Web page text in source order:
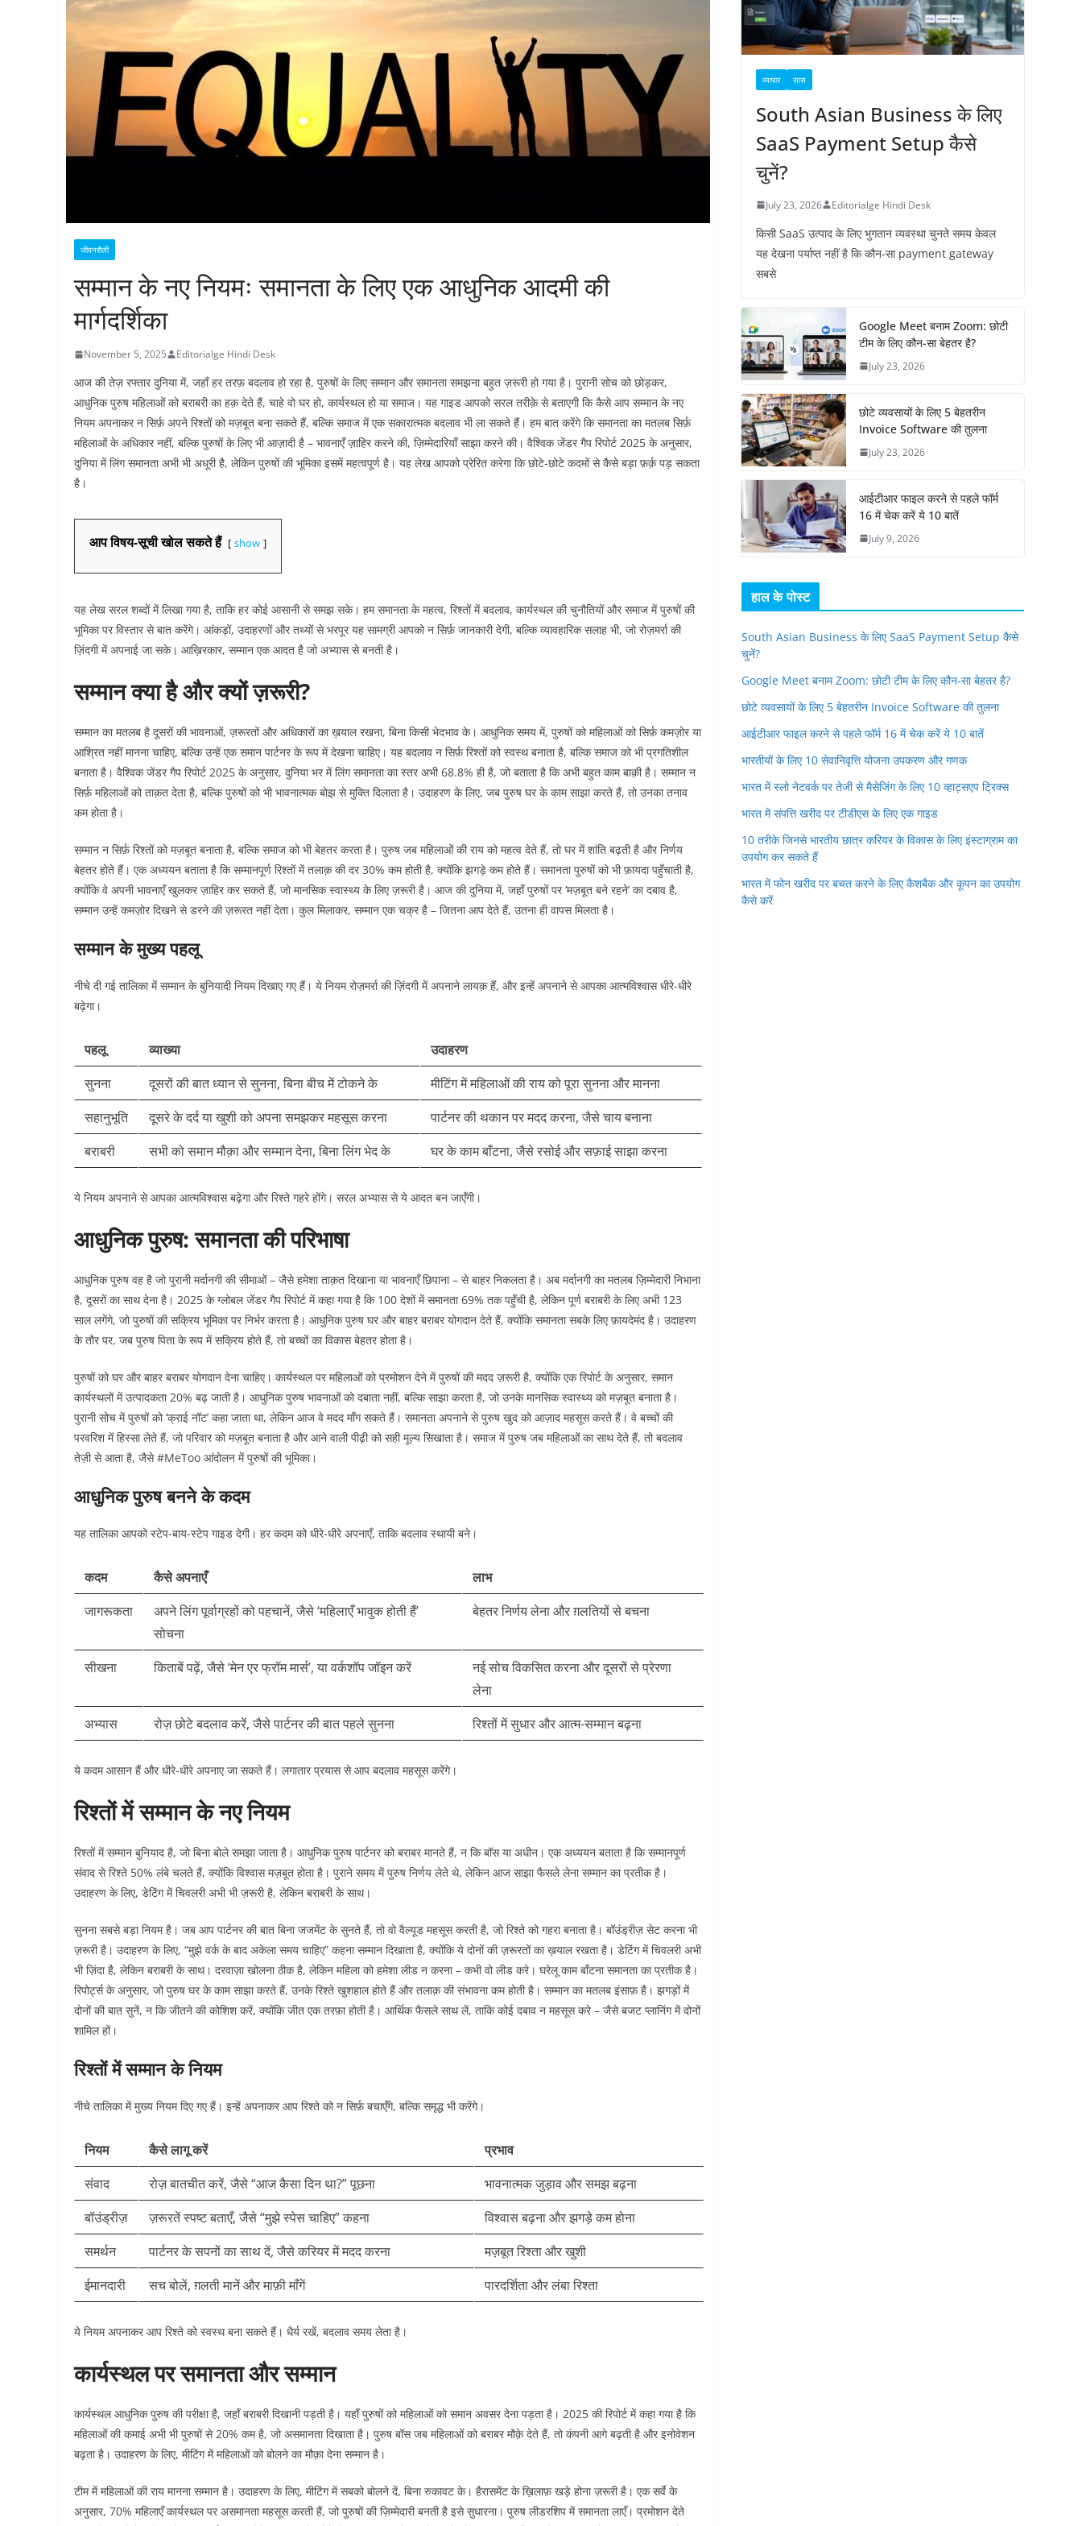
जीवनशैली
सम्मान के नए नियमः समानता के लिए एक आधुनिक आदमी की
मार्गदर्शिका
November 5, 2025 Editorialge Hindi Desk
आज की तेज़ रफ्तार दुनिया में, जहाँ हर तरफ़ बदलाव हो रहा है, पुरुषों के लिए सम्मान और समानता समझना बहुत ज़रूरी हो गया है। पुरानी सोच को छोड़कर,
आधुनिक पुरुष महिलाओं को बराबरी का हक़ देते हैं, चाहे वो घर हो, कार्यस्थल हो या समाज। यह गाइड आपको सरल तरीक़े से बताएगी कि कैसे आप सम्मान के नए
नियम अपनाकर न सिर्फ़ अपने रिश्तों को मज़बूत बना सकते हैं, बल्कि समाज में एक सकारात्मक बदलाव भी ला सकते हैं। हम बात करेंगे कि समानता का मतलब सिर्फ़
महिलाओं के अधिकार नहीं, बल्कि पुरुषों के लिए भी आज़ादी है – भावनाएँ ज़ाहिर करने की, ज़िम्मेदारियाँ साझा करने की। वैश्विक जेंडर गैप रिपोर्ट 2025 के अनुसार,
दुनिया में लिंग समानता अभी भी अधूरी है, लेकिन पुरुषों की भूमिका इसमें महत्वपूर्ण है। यह लेख आपको प्रेरित करेगा कि छोटे-छोटे कदमों से कैसे बड़ा फ़र्क़ पड़ सकता
है।​
आप विषय-सूची खोल सकते हैं show
यह लेख सरल शब्दों में लिखा गया है, ताकि हर कोई आसानी से समझ सके। हम समानता के महत्व, रिश्तों में बदलाव, कार्यस्थल की चुनौतियों और समाज में पुरुषों की
भूमिका पर विस्तार से बात करेंगे। आंकड़ों, उदाहरणों और तथ्यों से भरपूर यह सामग्री आपको न सिर्फ़ जानकारी देगी, बल्कि व्यावहारिक सलाह भी, जो रोज़मर्रा की
ज़िंदगी में अपनाई जा सके। आख़िरकार, सम्मान एक आदत है जो अभ्यास से बनती है।​
सम्मान क्या है और क्यों ज़रूरी?
सम्मान का मतलब है दूसरों की भावनाओं, ज़रूरतों और अधिकारों का ख़याल रखना, बिना किसी भेदभाव के। आधुनिक समय में, पुरुषों को महिलाओं को सिर्फ़ कमज़ोर या
आश्रित नहीं मानना चाहिए, बल्कि उन्हें एक समान पार्टनर के रूप में देखना चाहिए। यह बदलाव न सिर्फ़ रिश्तों को स्वस्थ बनाता है, बल्कि समाज को भी प्रगतिशील
बनाता है। वैश्विक जेंडर गैप रिपोर्ट 2025 के अनुसार, दुनिया भर में लिंग समानता का स्तर अभी 68.8% ही है, जो बताता है कि अभी बहुत काम बाक़ी है। सम्मान न
सिर्फ़ महिलाओं को ताक़त देता है, बल्कि पुरुषों को भी भावनात्मक बोझ से मुक्ति दिलाता है। उदाहरण के लिए, जब पुरुष घर के काम साझा करते हैं, तो उनका तनाव
कम होता है।​
सम्मान न सिर्फ़ रिश्तों को मज़बूत बनाता है, बल्कि समाज को भी बेहतर करता है। पुरुष जब महिलाओं की राय को महत्व देते हैं, तो घर में शांति बढ़ती है और निर्णय
बेहतर होते हैं। एक अध्ययन बताता है कि सम्मानपूर्ण रिश्तों में तलाक़ की दर 30% कम होती है, क्योंकि झगड़े कम होते हैं। समानता पुरुषों को भी फ़ायदा पहुँचाती है,
क्योंकि वे अपनी भावनाएँ खुलकर ज़ाहिर कर सकते हैं, जो मानसिक स्वास्थ्य के लिए ज़रूरी है। आज की दुनिया में, जहाँ पुरुषों पर ‘मज़बूत बने रहने’ का दबाव है,
सम्मान उन्हें कमज़ोर दिखने से डरने की ज़रूरत नहीं देता। कुल मिलाकर, सम्मान एक चक्र है – जितना आप देते हैं, उतना ही वापस मिलता है।​
सम्मान के मुख्य पहलू
नीचे दी गई तालिका में सम्मान के बुनियादी नियम दिखाए गए हैं। ये नियम रोज़मर्रा की ज़िंदगी में अपनाने लायक़ हैं, और इन्हें अपनाने से आपका आत्मविश्वास धीरे-धीरे
बढ़ेगा।
पहलू व्याख्या
उदाहरण
सुनना
दूसरों की बात ध्यान से सुनना, बिना बीच में टोकने के
मीटिंग में महिलाओं की राय को पूरा सुनना और मानना ​
सहानुभूति
दूसरे के दर्द या खुशी को अपना समझकर महसूस करना
पार्टनर की थकान पर मदद करना, जैसे चाय बनाना ​
बराबरी
सभी को समान मौक़ा और सम्मान देना, बिना लिंग भेद के घर के काम बाँटना, जैसे रसोई और सफ़ाई साझा करना ​
ये नियम अपनाने से आपका आत्मविश्वास बढ़ेगा और रिश्ते गहरे होंगे। सरल अभ्यास से ये आदत बन जाएँगी।​
आधुनिक पुरुष: समानता की परिभाषा
आधुनिक पुरुष वह है जो पुरानी मर्दानगी की सीमाओं – जैसे हमेशा ताक़त दिखाना या भावनाएँ छिपाना – से बाहर निकलता है। अब मर्दानगी का मतलब ज़िम्मेदारी निभाना
है, दूसरों का साथ देना है। 2025 के ग्लोबल जेंडर गैप रिपोर्ट में कहा गया है कि 100 देशों में समानता 69% तक पहुँची है, लेकिन पूर्ण बराबरी के लिए अभी 123
साल लगेंगे, जो पुरुषों की सक्रिय भूमिका पर निर्भर करता है। आधुनिक पुरुष घर और बाहर बराबर योगदान देते हैं, क्योंकि समानता सबके लिए फ़ायदेमंद है। उदाहरण
के तौर पर, जब पुरुष पिता के रूप में सक्रिय होते हैं, तो बच्चों का विकास बेहतर होता है।​
पुरुषों को घर और बाहर बराबर योगदान देना चाहिए। कार्यस्थल पर महिलाओं को प्रमोशन देने में पुरुषों की मदद ज़रूरी है, क्योंकि एक रिपोर्ट के अनुसार, समान
कार्यस्थलों में उत्पादकता 20% बढ़ जाती है। आधुनिक पुरुष भावनाओं को दबाता नहीं, बल्कि साझा करता है, जो उनके मानसिक स्वास्थ्य को मज़बूत बनाता है।
पुरानी सोच में पुरुषों को ‘क्राई नॉट’ कहा जाता था, लेकिन आज वे मदद माँग सकते हैं। समानता अपनाने से पुरुष खुद को आज़ाद महसूस करते हैं। वे बच्चों की
परवरिश में हिस्सा लेते हैं, जो परिवार को मज़बूत बनाता है और आने वाली पीढ़ी को सही मूल्य सिखाता है। समाज में पुरुष जब महिलाओं का साथ देते हैं, तो बदलाव
तेज़ी से आता है, जैसे #MeToo आंदोलन में पुरुषों की भूमिका।​
आधुनिक पुरुष बनने के कदम
यह तालिका आपको स्टेप-बाय-स्टेप गाइड देगी। हर कदम को धीरे-धीरे अपनाएँ, ताकि बदलाव स्थायी बने।
कदम कैसे अपनाएँ
लाभ
जागरूकता
अपने लिंग पूर्वाग्रहों को पहचानें, जैसे ‘महिलाएँ भावुक होती हैं’
सोचना
बेहतर निर्णय लेना और ग़लतियों से बचना ​
सीखना किताबें पढ़ें, जैसे ‘मेन एर फ्रॉम मार्स’, या वर्कशॉप जॉइन करें
नई सोच विकसित करना और दूसरों से प्रेरणा
लेना ​
अभ्यास
रोज़ छोटे बदलाव करें, जैसे पार्टनर की बात पहले सुनना रिश्तों में सुधार और आत्म-सम्मान बढ़ना ​
ये कदम आसान हैं और धीरे-धीरे अपनाए जा सकते हैं। लगातार प्रयास से आप बदलाव महसूस करेंगे।​
रिश्तों में सम्मान के नए नियम
रिश्तों में सम्मान बुनियाद है, जो बिना बोले समझा जाता है। आधुनिक पुरुष पार्टनर को बराबर मानते हैं, न कि बॉस या अधीन। एक अध्ययन बताता है कि सम्मानपूर्ण
संवाद से रिश्ते 50% लंबे चलते हैं, क्योंकि विश्वास मज़बूत होता है। पुराने समय में पुरुष निर्णय लेते थे, लेकिन आज साझा फैसले लेना सम्मान का प्रतीक है।
उदाहरण के लिए, डेटिंग में चिवलरी अभी भी ज़रूरी है, लेकिन बराबरी के साथ।​
सुनना सबसे बड़ा नियम है। जब आप पार्टनर की बात बिना जजमेंट के सुनते हैं, तो वो वैल्यूड महसूस करती है, जो रिश्ते को गहरा बनाता है। बॉउंड्रीज़ सेट करना भी
ज़रूरी है। उदाहरण के लिए, “मुझे वर्क के बाद अकेला समय चाहिए” कहना सम्मान दिखाता है, क्योंकि ये दोनों की ज़रूरतों का ख़याल रखता है। डेटिंग में चिवलरी अभी
भी ज़िंदा है, लेकिन बराबरी के साथ। दरवाज़ा खोलना ठीक है, लेकिन महिला को हमेशा लीड न करना – कभी वो लीड करे। घरेलू काम बाँटना समानता का प्रतीक है।
रिपोर्ट्स के अनुसार, जो पुरुष घर के काम साझा करते हैं, उनके रिश्ते खुशहाल होते हैं और तलाक़ की संभावना कम होती है। सम्मान का मतलब इंसाफ़ है। झगड़ों में
दोनों की बात सुनें, न कि जीतने की कोशिश करें, क्योंकि जीत एक तरफ़ा होती है। आर्थिक फैसले साथ लें, ताकि कोई दबाव न महसूस करे – जैसे बजट प्लानिंग में दोनों
शामिल हों।​
रिश्तों में सम्मान के नियम
नीचे तालिका में मुख्य नियम दिए गए हैं। इन्हें अपनाकर आप रिश्ते को न सिर्फ़ बचाएँगे, बल्कि समृद्ध भी करेंगे।
नियम कैसे लागू करें
प्रभाव
संवाद
रोज़ बातचीत करें, जैसे “आज कैसा दिन था?” पूछना
भावनात्मक जुड़ाव और समझ बढ़ना ​
बॉउंड्रीज़
ज़रूरतें स्पष्ट बताएँ, जैसे “मुझे स्पेस चाहिए” कहना
विश्वास बढ़ना और झगड़े कम होना ​
समर्थन
पार्टनर के सपनों का साथ दें, जैसे करियर में मदद करना
मज़बूत रिश्ता और खुशी ​
ईमानदारी
सच बोलें, ग़लती मानें और माफ़ी माँगें पारदर्शिता और लंबा रिश्ता ​
ये नियम अपनाकर आप रिश्ते को स्वस्थ बना सकते हैं। धैर्य रखें, बदलाव समय लेता है।​
कार्यस्थल पर समानता और सम्मान
कार्यस्थल आधुनिक पुरुष की परीक्षा है, जहाँ बराबरी दिखानी पड़ती है। यहाँ पुरुषों को महिलाओं को समान अवसर देना पड़ता है। 2025 की रिपोर्ट में कहा गया है कि
महिलाओं की कमाई अभी भी पुरुषों से 20% कम है, जो असमानता दिखाता है। पुरुष बॉस जब महिलाओं को बराबर मौक़े देते हैं, तो कंपनी आगे बढ़ती है और इनोवेशन
बढ़ता है। उदाहरण के लिए, मीटिंग में महिलाओं को बोलने का मौक़ा देना सम्मान है।​
टीम में महिलाओं की राय मानना सम्मान है। उदाहरण के लिए, मीटिंग में सबको बोलने दें, बिना रुकावट के। हैरासमेंट के ख़िलाफ़ खड़े होना ज़रूरी है। एक सर्वे के
अनुसार, 70% महिलाएँ कार्यस्थल पर असमानता महसूस करती हैं, जो पुरुषों की ज़िम्मेदारी बनती है इसे सुधारना। पुरुष लीडरशिप में समानता लाएँ। प्रमोशन देते
व्यापार सास
South Asian Business के लिए
SaaS Payment Setup कैसे
चुनें?
July 23, 2026 Editorialge Hindi Desk
किसी SaaS उत्पाद के लिए भुगतान व्यवस्था चुनते समय केवल
यह देखना पर्याप्त नहीं है कि कौन-सा payment gateway
सबसे
Google Meet बनाम Zoom: छोटी
टीम के लिए कौन-सा बेहतर है?
July 23, 2026
छोटे व्यवसायों के लिए 5 बेहतरीन
Invoice Software की तुलना
July 23, 2026
आईटीआर फाइल करने से पहले फॉर्म
16 में चेक करें ये 10 बातें
July 9, 2026
हाल के पोस्ट
South Asian Business के लिए SaaS Payment Setup कैसे
चुनें?
Google Meet बनाम Zoom: छोटी टीम के लिए कौन-सा बेहतर है?
छोटे व्यवसायों के लिए 5 बेहतरीन Invoice Software की तुलना
आईटीआर फाइल करने से पहले फॉर्म 16 में चेक करें ये 10 बातें
भारतीयों के लिए 10 सेवानिवृत्ति योजना उपकरण और गणक
भारत में स्लो नेटवर्क पर तेजी से मैसेजिंग के लिए 10 व्हाट्सएप ट्रिक्स
भारत में संपत्ति खरीद पर टीडीएस के लिए एक गाइड
10 तरीके जिनसे भारतीय छात्र करियर के विकास के लिए इंस्टाग्राम का
उपयोग कर सकते हैं
भारत में फोन खरीद पर बचत करने के लिए कैशबैक और कूपन का उपयोग
कैसे करें